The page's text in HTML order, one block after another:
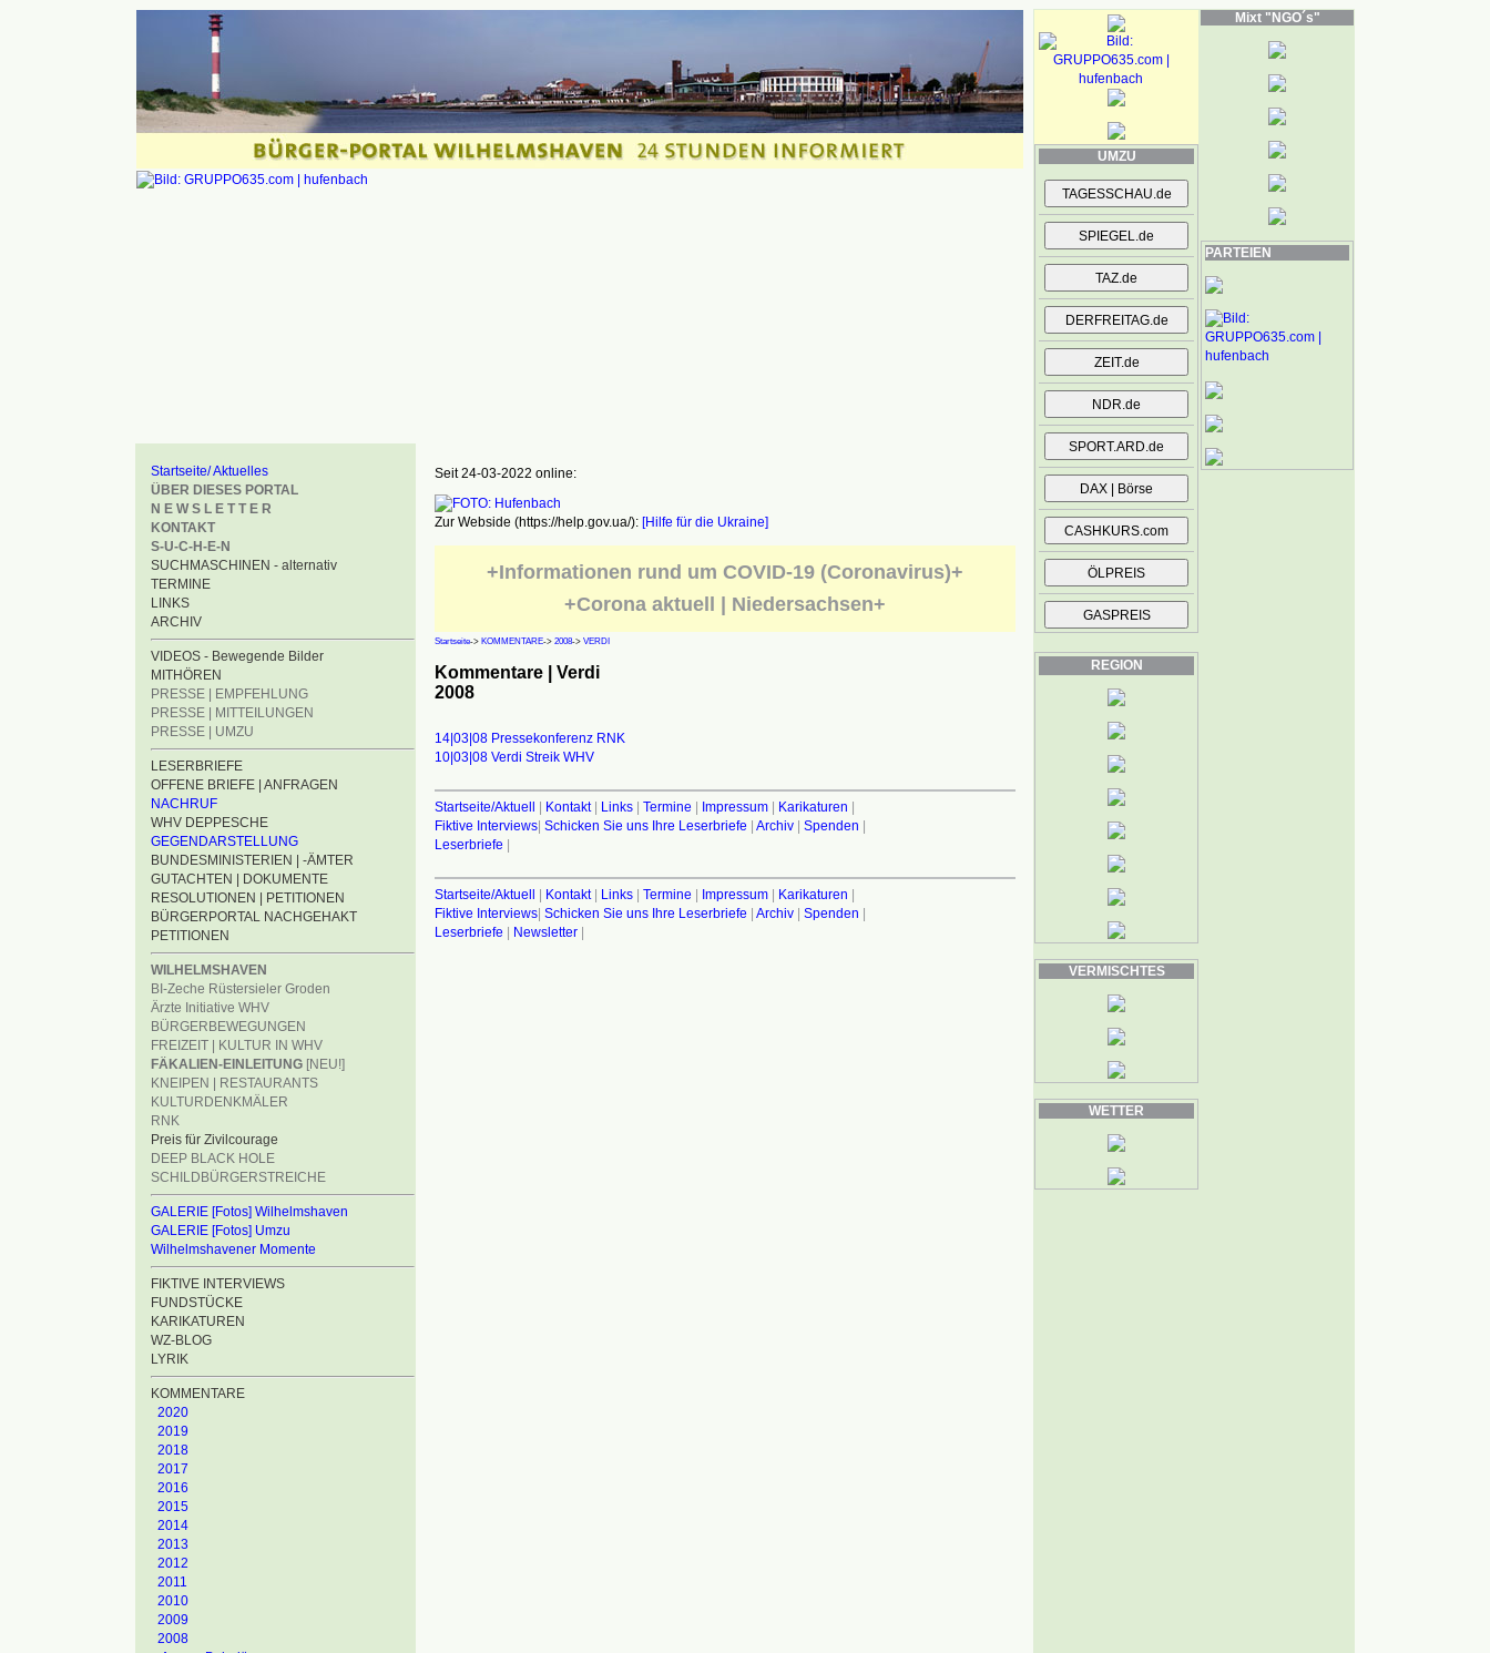
UMZU
REGION
VERMISCHTES
WETTER
Mixt "NGO´s"
PARTEIEN
Startseite/ Aktuelles
ÜBER DIESES PORTAL
N E W S L E T T E R
KONTAKT
S-U-C-H-E-N
SUCHMASCHINEN - alternativ
TERMINE
LINKS
ARCHIV
VIDEOS - Bewegende Bilder
MITHÖREN
PRESSE | EMPFEHLUNG
PRESSE | MITTEILUNGEN
PRESSE | UMZU
LESERBRIEFE
OFFENE BRIEFE | ANFRAGEN
NACHRUF
WHV DEPPESCHE
GEGENDARSTELLUNG
BUNDESMINISTERIEN | -ÄMTER
GUTACHTEN | DOKUMENTE
RESOLUTIONEN | PETITIONEN
BÜRGERPORTAL NACHGEHAKT
PETITIONEN
WILHELMSHAVEN
BI-Zeche Rüstersieler Groden
Ärzte Initiative WHV
BÜRGERBEWEGUNGEN
FREIZEIT | KULTUR IN WHV
FÄKALIEN-EINLEITUNG [NEU!]
KNEIPEN | RESTAURANTS
KULTURDENKMÄLER
RNK
Preis für Zivilcourage
DEEP BLACK HOLE
SCHILDBÜRGERSTREICHE
GALERIE [Fotos] Wilhelmshaven
GALERIE [Fotos] Umzu
Wilhelmshavener Momente
FIKTIVE INTERVIEWS
FUNDSTÜCKE
KARIKATUREN
WZ-BLOG
LYRIK
KOMMENTARE
2020
2019
2018
2017
2016
2015
2014
2013
2012
2011
2010
2009
2008
Seit 24-03-2022 online:
Zur Webside (https://help.gov.ua/): [Hilfe für die Ukraine]
+Informationen rund um COVID-19 (Coronavirus)+
+Corona aktuell | Niedersachsen+
Startseite-> KOMMENTARE-> 2008-> VERDI
Kommentare | Verdi
2008
14|03|08 Pressekonferenz RNK
10|03|08 Verdi Streik WHV
Startseite/Aktuell Kontakt| Links| Termine Impressum| Karikaturen
Fiktive Interviews| Schicken Sie uns Ihre Leserbriefe Archiv| Spenden
Leserbriefe
Startseite/Aktuell Kontakt| Links| Termine Impressum| Karikaturen
Fiktive Interviews| Schicken Sie uns Ihre Leserbriefe Archiv| Spenden
Leserbriefe
Newsletter|